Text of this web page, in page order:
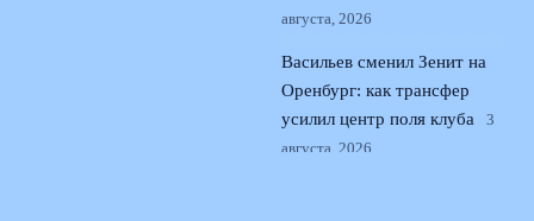
августа, 2026
Васильев сменил Зенит на
Оренбург: как трансфер
усилил центр поля клуба
3
августа, 2026